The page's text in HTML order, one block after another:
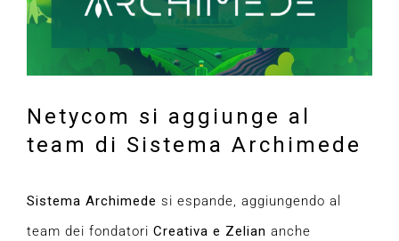
Netycom si aggiunge al
team di Sistema Archimede
Sistema Archimede si espande, aggiungendo al
team dei fondatori Creativa e Zelian anche